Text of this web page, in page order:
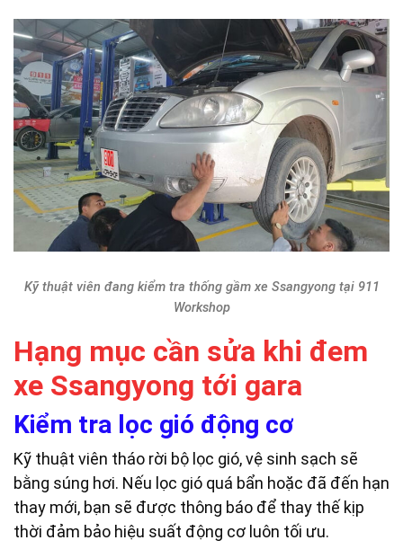
Kỹ thuật viên đang kiểm tra thống gầm xe Ssangyong tại 911
Workshop
Hạng mục cần sửa khi đem
xe Ssangyong tới gara
Kiểm tra lọc gió động cơ
Kỹ thuật viên tháo rời bộ lọc gió, vệ sinh sạch sẽ
bằng súng hơi. Nếu lọc gió quá bẩn hoặc đã đến hạn
thay mới, bạn sẽ được thông báo để thay thế kịp
thời đảm bảo hiệu suất động cơ luôn tối ưu.